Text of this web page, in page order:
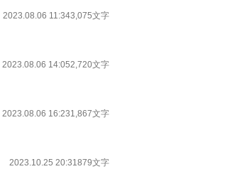
2023.08.06 11:343,075文字
2023.08.06 14:052,720文字
2023.08.06 16:231,867文字
2023.10.25 20:31879文字